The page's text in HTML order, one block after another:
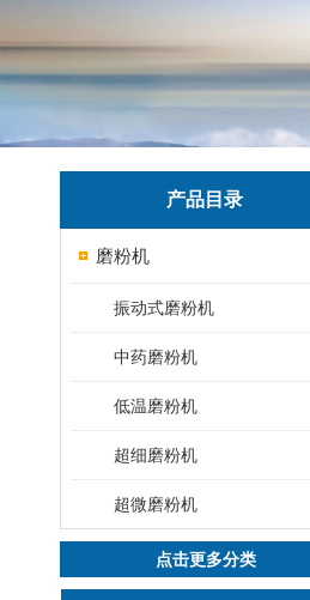
产品目录
磨粉机
振动式磨粉机
中药磨粉机
低温磨粉机
超细磨粉机
超微磨粉机
点击更多分类